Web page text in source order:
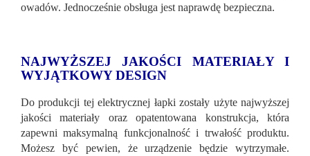
owadów. Jednocześnie obsługa jest naprawdę bezpieczna.
NAJWYŻSZEJ JAKOŚCI MATERIAŁY I
WYJĄTKOWY DESIGN
Do produkcji tej elektrycznej łapki zostały użyte najwyższej
jakości materiały oraz opatentowana konstrukcja, która
zapewni maksymalną funkcjonalność i trwałość produktu.
Możesz być pewien, że urządzenie będzie wytrzymałe.